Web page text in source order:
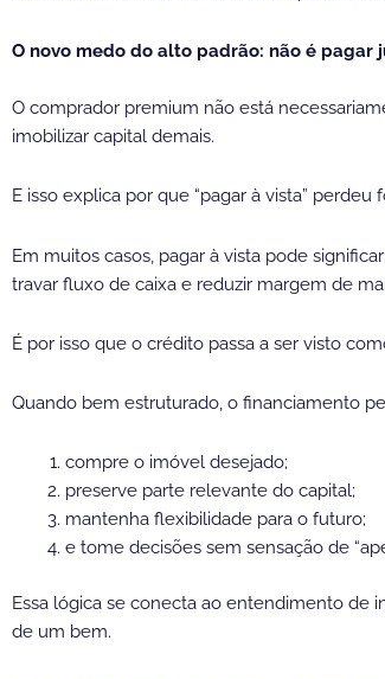
O novo medo do alto padrão: não é pagar
O comprador premium não está
imobilizar capital demais.
E isso explica por que “pagar à vista”
Em muitos casos, pagar à vista pode
travar fluxo de caixa e reduzir margem de
É por isso que o crédito passa a ser visto
Quando bem estruturado, o financiamento
compre o imóvel desejado;
preserve parte relevante do capital;
mantenha flexibilidade para o futuro;
e tome decisões sem sensação de
Essa lógica se conecta ao entendimento de
de um bem.